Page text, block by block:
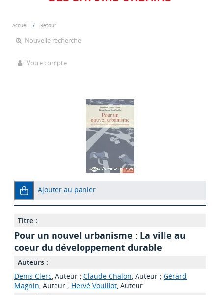
Accueil Retour
Nouvelle recherche
Votre compte
Ajouter au panier
Titre :
Pour un nouvel urbanisme : La ville au
coeur du développement durable
Auteurs :
Denis Clerc, Auteur ; Claude Chalon, Auteur ; Gérard
Magnin, Auteur ; Hervé Vouillot, Auteur